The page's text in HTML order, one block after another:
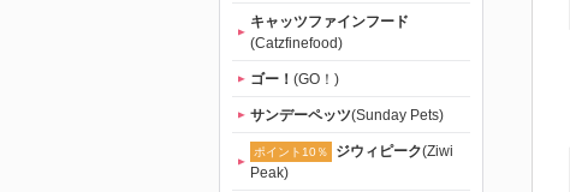
キャッツファインフード
(Catzfinefood)
ゴー！ (GO！)
サンデーペッツ(Sunday Pets)
ポイント10％ ジウィピーク(Ziwi
Peak)